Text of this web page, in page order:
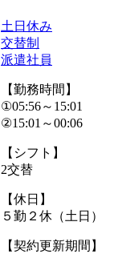
土日休み
交替制
派遣社員
【勤務時間】
①05:56～15:01
②15:01～00:06
【シフト】
2交替
【休日】
５勤２休（土日）
【契約更新期間】